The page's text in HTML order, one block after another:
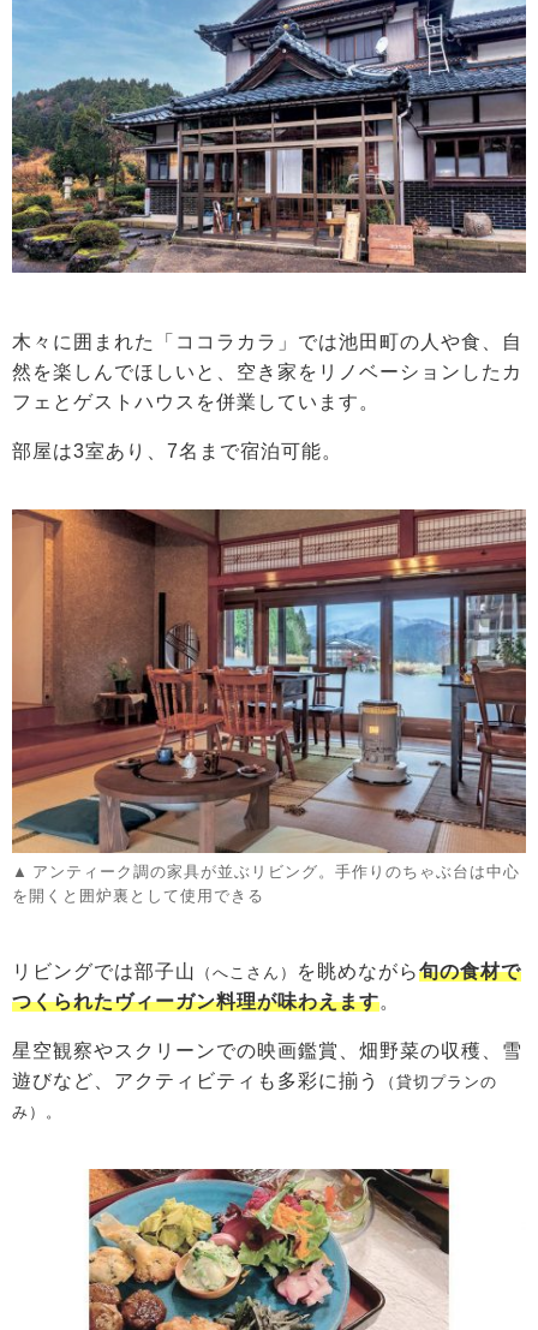
木々に囲まれた「ココラカラ」では池田町の人や食、自
然を楽しんでほしいと、空き家をリノベーションしたカ
フェとゲストハウスを併業しています。
部屋は3室あり、7名まで宿泊可能。
アンティーク調の家具が並ぶリビング。手作りのちゃぶ台は中心
を開くと囲炉裏として使用できる
リビングでは部子山 （へこさん） を眺めながら旬の食材で
つくられたヴィーガン料理が味わえます。
星空観察やスクリーンでの映画鑑賞、畑野菜の収穫、雪
遊びなど、アクティビティも多彩に揃う
（貸切プランの
み）。